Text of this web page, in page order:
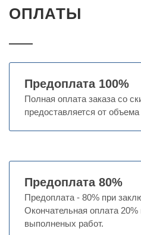
ОПЛАТЫ
Предоплата 100%
Полная оплата заказа со
предоставляется от объема
Предоплата 80%
Предоплата - 80% при
Окончательная оплата
выполненых работ.